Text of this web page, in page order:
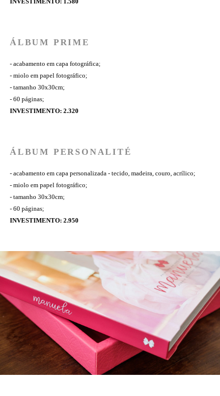
ÁLBUM PRIME
- acabamento em capa fotográfica;
- miolo em papel fotográfico;
- tamanho 30x30cm;
- 60 páginas;
INVESTIMENTO: 2.320
ÁLBUM PERSONALITÉ
- acabamento em capa personalizada - tecido, madeira, couro, acrílico;
- miolo em papel fotográfico;
- tamanho 30x30cm;
- 60 páginas;
INVESTIMENTO: 2.950